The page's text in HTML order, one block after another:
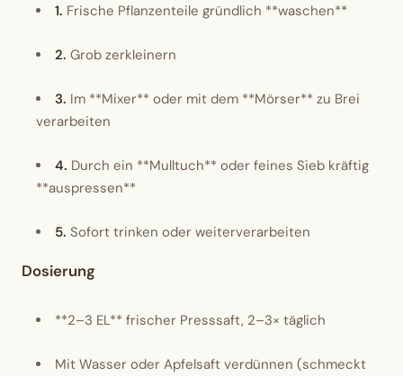
Düngeberater
Wusstest du?
Sammlungen
Glossar
1. Frische Pflanzenteile gründlich **waschen**
2. Grob zerkleinern
3. Im **Mixer** oder mit dem **Mörser** zu Brei
verarbeiten
4. Durch ein **Mulltuch** oder feines Sieb kräftig
**auspressen**
5. Sofort trinken oder weiterverarbeiten
Dosierung
**2–3 EL** frischer Presssaft, 2–3× täglich
Mit Wasser oder Apfelsaft verdünnen (schmeckt